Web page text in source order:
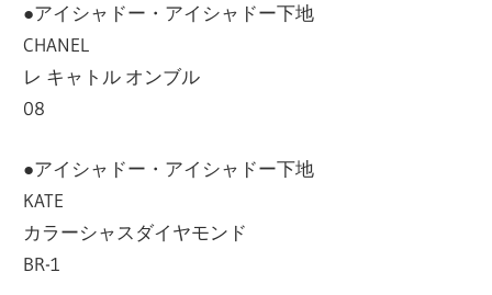
●アイシャドー・アイシャドー下地
CHANEL
レ キャトル オンブル
08
●アイシャドー・アイシャドー下地
KATE
カラーシャスダイヤモンド
BR-1